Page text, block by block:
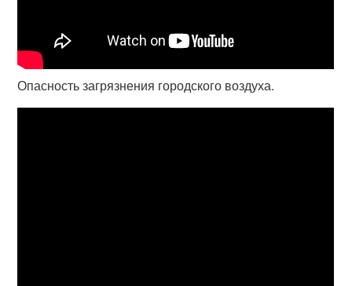
Опасность загрязнения городского воздуха.